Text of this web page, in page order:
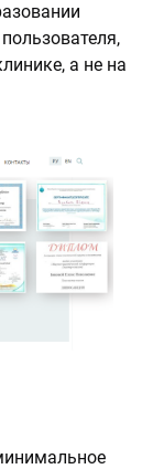
а не на